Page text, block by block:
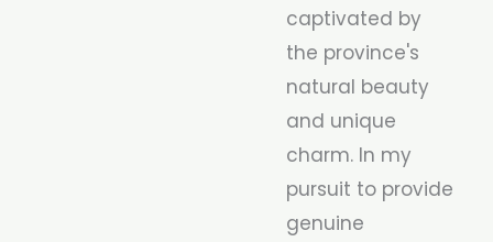
captivated by
the province's
natural beauty
and unique
charm. In my
pursuit to provide
genuine